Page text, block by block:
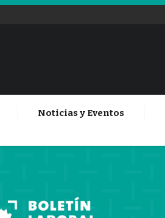
Noticias y Eventos